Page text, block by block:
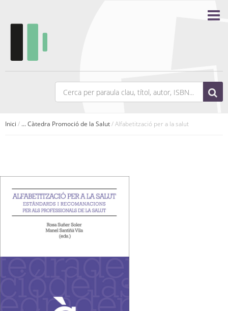
Inici / ... Càtedra Promoció de la Salut/ Alfabetització per a la salut